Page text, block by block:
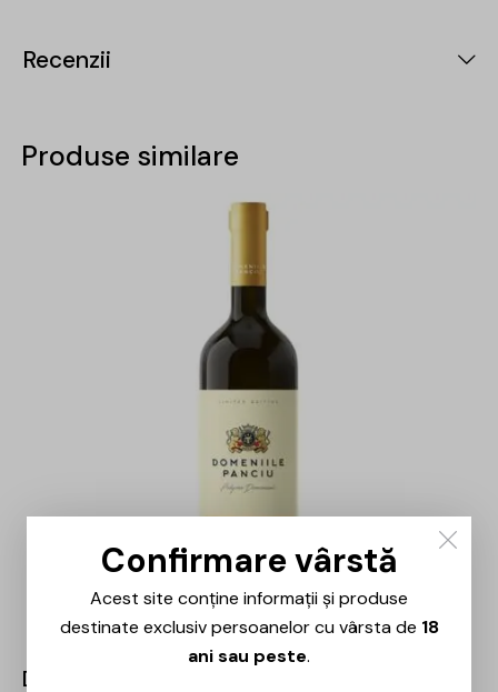
Recenzii
Produse similare
Domeniile Panciu – Aligote – 0.75L
Confirmare vârstă
Acest site conține informații și produse
destinate exclusiv persoanelor cu vârsta de 18
ani sau peste.